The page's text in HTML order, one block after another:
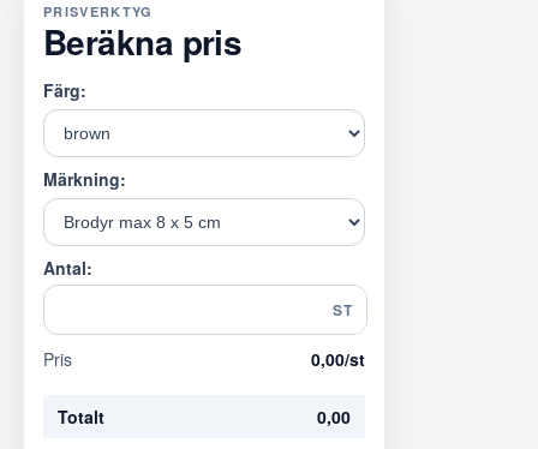
PRISVERKTYG
Beräkna pris
Färg:
Märkning:
Antal:
ST
Pris 0,00/st
Totalt 0,00